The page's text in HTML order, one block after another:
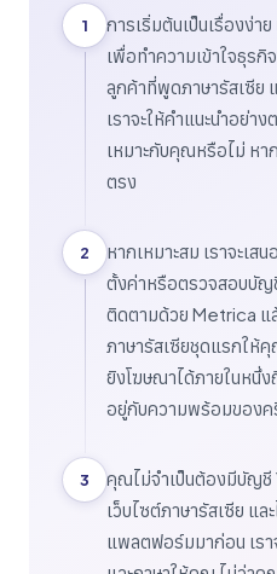
1
การเริ่มต้นเป็นเรื่องง่า
เพื่อทำความเข้าใจธุร
ลูกค้าที่พูดภาษารัสเซีย
เราจะให้คำแนะนำอย่า
เหมาะกับคุณหรือไม่ หา
ตรง
2
หากเหมาะสม เราจะเส
ตั้งค่าหรือตรวจสอบบัญ
ติดตามด้วย Metrica แ
ภาษารัสเซียชุดแรกให้
ยิงโฆษณาได้ภายในหนึ่
อยู่กับความพร้อมของค
3
คุณไม่จำเป็นต้องมีบัญชี
เว็บไซต์ภาษารัสเซีย แ
แพลตฟอร์มมาก่อน เร